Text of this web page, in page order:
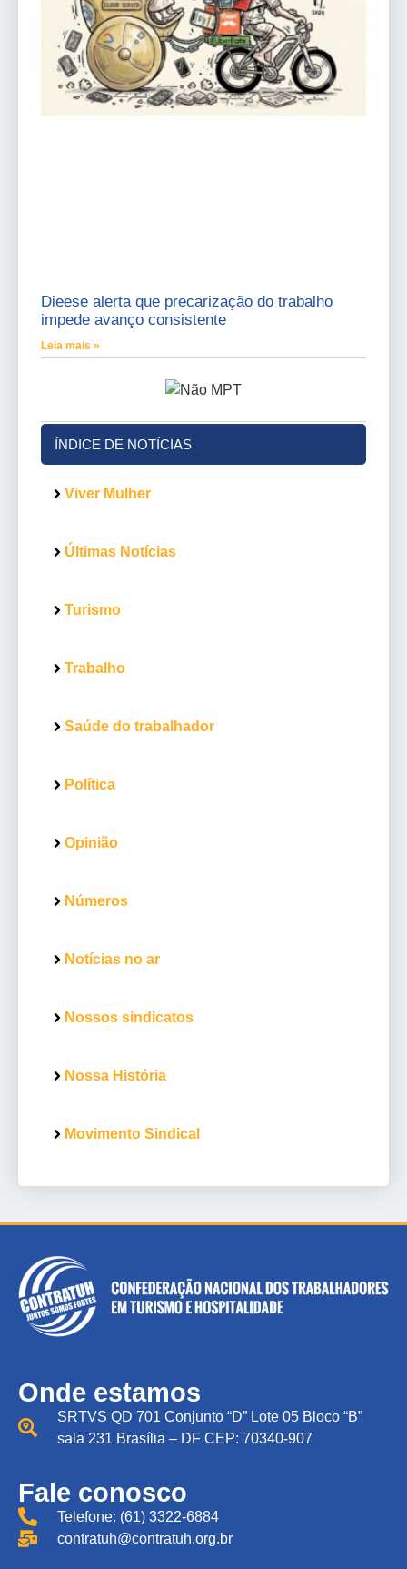
Dieese alerta que precarização do trabalho
impede avanço consistente
Leia mais »
ÍNDICE DE NOTÍCIAS
Viver Mulher
Últimas Notícias
Turismo
Trabalho
Saúde do trabalhador
Política
Opinião
Números
Notícias no ar
Nossos sindicatos
Nossa História
Movimento Sindical
Onde estamos
SRTVS QD 701 Conjunto “D” Lote 05 Bloco “B”
sala 231 Brasília – DF CEP: 70340-907
Fale conosco
Telefone: (61) 3322-6884
contratuh@contratuh.org.br